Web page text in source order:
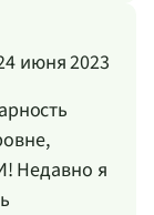
июня 2023
Недавно я